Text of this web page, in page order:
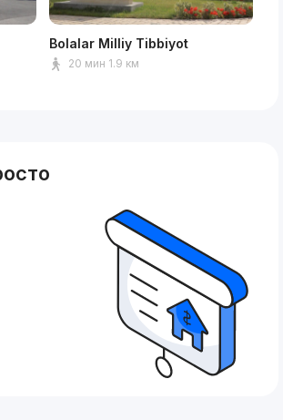
Bolalar Milliy Tibbiyot
20 мин 1.9 км